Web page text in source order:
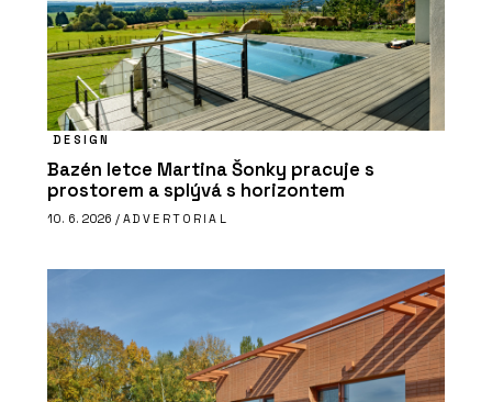
DESIGN
Bazén letce Martina Šonky pracuje s
prostorem a splývá s horizontem
10. 6. 2026 / ADVERTORIAL